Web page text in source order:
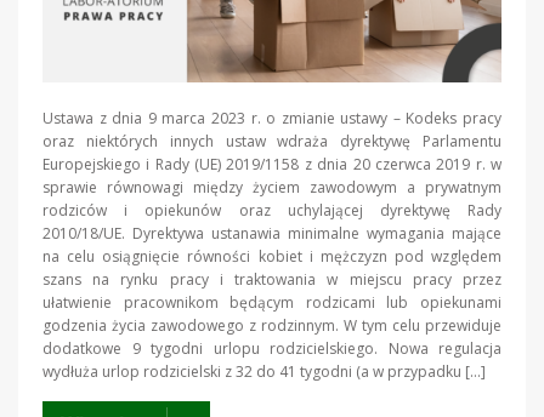
Ustawa z dnia 9 marca 2023 r. o zmianie ustawy – Kodeks pracy
oraz niektórych innych ustaw wdraża dyrektywę Parlamentu
Europejskiego i Rady (UE) 2019/1158 z dnia 20 czerwca 2019 r. w
sprawie równowagi między życiem zawodowym a prywatnym
rodziców i opiekunów oraz uchylającej dyrektywę Rady
2010/18/UE. Dyrektywa ustanawia minimalne wymagania mające
na celu osiągnięcie równości kobiet i mężczyzn pod względem
szans na rynku pracy i traktowania w miejscu pracy przez
ułatwienie pracownikom będącym rodzicami lub opiekunami
godzenia życia zawodowego z rodzinnym. W tym celu przewiduje
dodatkowe 9 tygodni urlopu rodzicielskiego. Nowa regulacja
wydłuża urlop rodzicielski z 32 do 41 tygodni (a w przypadku […]